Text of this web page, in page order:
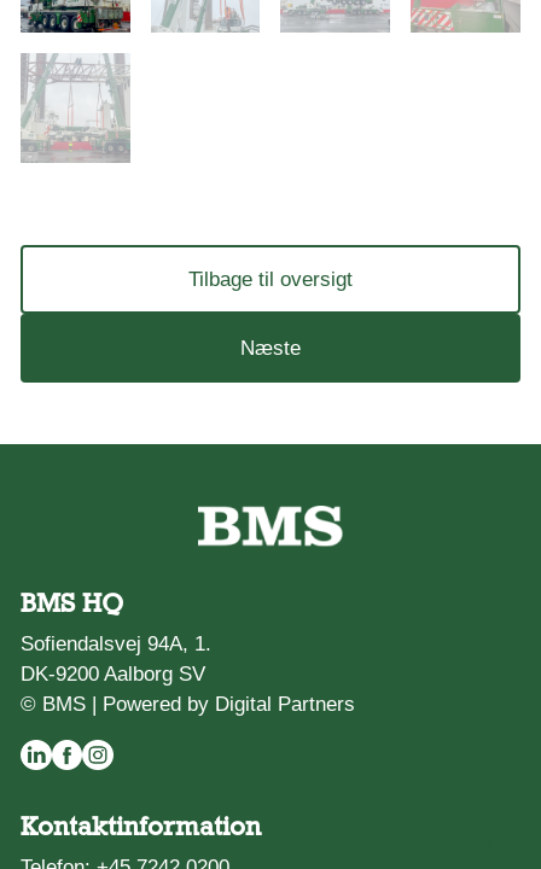
Tilbage til oversigt
Næste
BMS HQ
Sofiendalsvej 94A, 1.
DK-9200 Aalborg SV
© BMS | Powered by Digital Partners
Kontaktinformation